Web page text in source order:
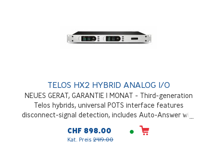
TELOS HX2 HYBRID ANALOG I/O
NEUES GERAT, GARANTIE 1 MONAT - Third-generation
Telos hybrids, universal POTS interface features
disconnect-signal detection, includes Auto-Answer with
selectable ring count, switchable mic/line input, call
screening, and line-hold features, front-panel send and
receive audio metering, analog I/O standard; AES/EBU
CHF 898.00
Kat. Preis 2'119.00